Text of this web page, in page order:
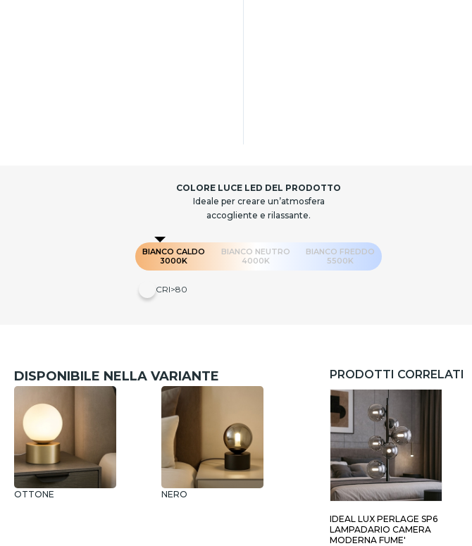
COLORE LUCE LED DEL PRODOTTO
Ideale per creare un’atmosfera
accogliente e rilassante.
BIANCO CALDO
3000K
BIANCO NEUTRO
4000K
BIANCO FREDDO
5500K
CRI>80
DISPONIBILE NELLA VARIANTE
OTTONE NERO
PRODOTTI CORRELATI
IDEAL LUX PERLAGE SP6
LAMPADARIO CAMERA
MODERNA FUME'